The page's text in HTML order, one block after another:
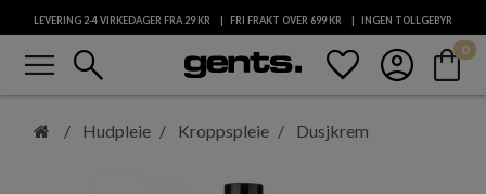
LEVERING 2-4 VIRKEDAGER FRA 29KR FRI FRAKT OVER 699KR INGEN TOLLGEBYR
KUNDESERVICE
menu search favorite account_circle shopping_bag
0
Hudpleie Kroppspleie Dusjkrem